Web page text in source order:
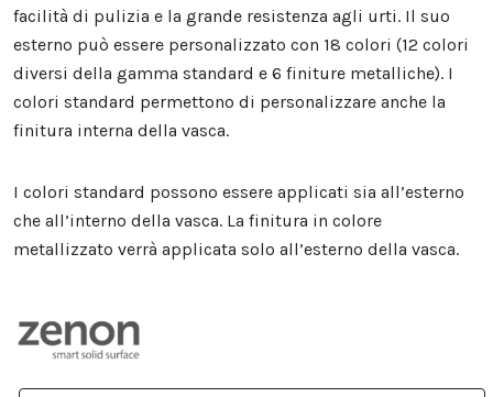
facilità di pulizia e la grande resistenza agli urti. Il suo
esterno può essere personalizzato con 18 colori (12 colori
diversi della gamma standard e 6 finiture metalliche). I
colori standard permettono di personalizzare anche la
finitura interna della vasca.
I colori standard possono essere applicati sia all’esterno
che all’interno della vasca. La finitura in colore
metallizzato verrà applicata solo all’esterno della vasca.